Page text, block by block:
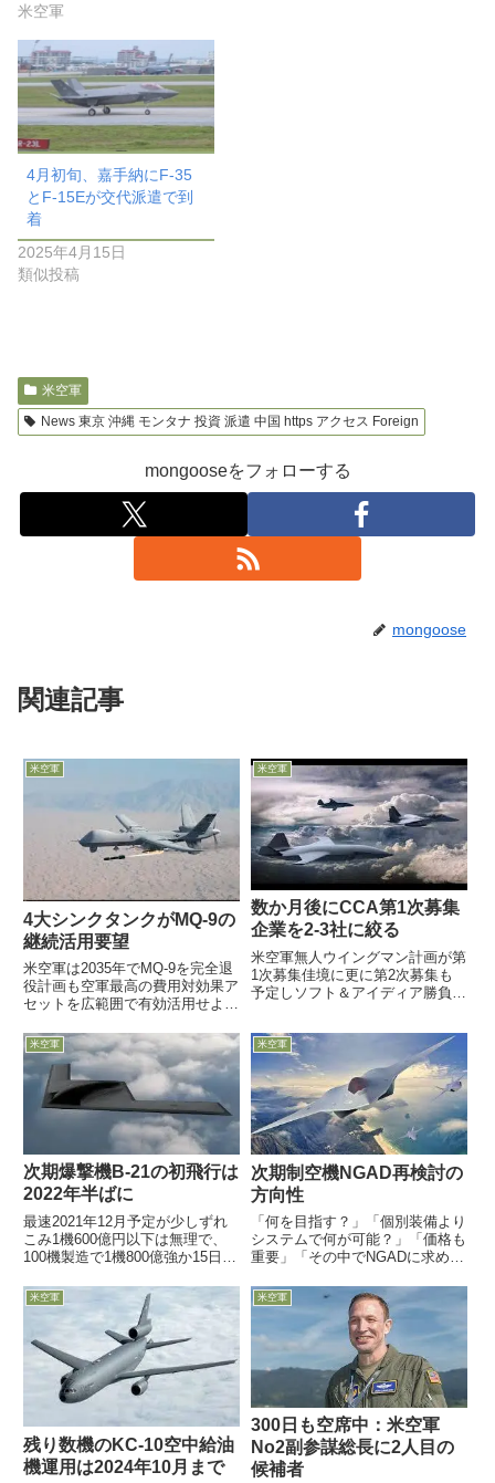
米空軍
4月初旬、嘉手納にF-35
とF-15Eが交代派遣で到
着
2025年4月15日
類似投稿
米空軍
News 東京 沖縄 モンタナ 投資 派遣 中国 https アクセス Foreign
mongooseをフォローする
mongoose
関連記事
米空軍
4大シンクタンクがMQ-9の
継続活用要望
米空軍は2035年でMQ-9を完全退
役計画も空軍最高の費用対効果ア
セットを広範囲で有効活用せよ！
ル研究所が「無人偵察攻撃機MQ-
9の役割をもう一度考えよう」と
のイベントを開催し、4つのシン
クタンクの著名研究者...
米空軍
数か月後にCCA第1次募集
企業を2-3社に絞る
米空軍無人ウイングマン計画が第
1次募集佳境に更に第2次募集も
予定しソフト＆アイディア勝負か
Kendall空軍長官がAFA Warfare
Symposiumでの記者懇談会で、
現在...
米空軍
次期爆撃機B-21の初飛行は
2022年半ばに
最速2021年12月予定が少しずれ
こみ1機600億円以下は無理で、
100機製造で1機800億強か15日付
先重要プロジェクトB-21次期爆
撃機の開発状況について、米空軍
迅速能力開発室（RCO：Rapid
Cap...
米空軍
次期制空機NGAD再検討の
方向性
「何を目指す？」「個別装備より
システムで何が可能？」「価格も
重要」「その中でNGADに求める
軍のHunter調達開発担当次官が講
演で、本来なら2025年に機種選
定が決着するはずだった次世代制
空機NGAD計画を、...
米空軍
残り数機のKC-10空中給油
機運用は2024年10月まで
米空軍
300日も空席中：米空軍
No2副参謀総長に2人目の
候補者